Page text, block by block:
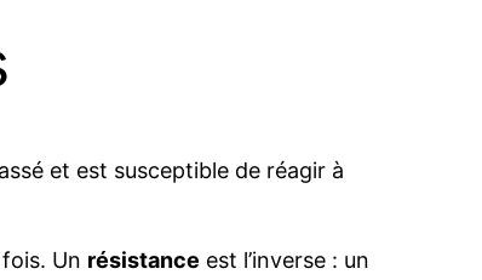
et est susceptible de réagir à
Un résistance est l’inverse : un